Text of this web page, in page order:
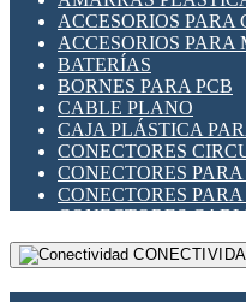
INDICADORES
INTERFACES DE
INTERRUPTORES
LLAVES
MEDIDORES DE
MOTORES PASO A
PANTALLAS HMI
PLC -
PROGRAMADORES
RELÉS DE
SENSORES
ACCESORIOS PARA
ACCESORIOS PARA
BATERÍAS
BORNES PARA PCB
CABLE PLANO
CAJA PLÁSTICA
CONECTORES
CONECTORES
CONECTORES
CONECTORES
CONECTORES PCB
DIP SWITCHES